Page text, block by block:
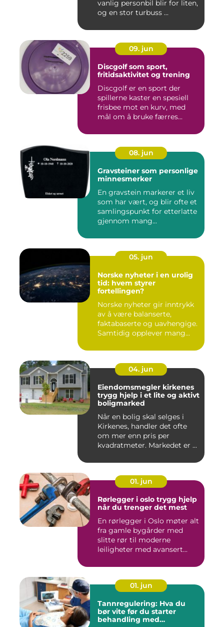
vanlig personbil blir for liten,
og en stor turbuss ...
09. jun
Discgolf som sport,
fritidsaktivitet og trening
Discgolf er en sport der
spillerne kaster en spesiell
frisbee mot en kurv, med
mål om å bruke færres...
08. jun
Gravsteiner som personlige
minnesmerker
En gravstein markerer et liv
som har vært, og blir ofte et
samlingspunkt for etterlatte
gjennom mang...
05. jun
Norske nyheter i en urolig
tid: hvem styrer
fortellingen?
Norske nyheter gir inntrykk
av å være balanserte,
faktabaserte og uavhengige.
Samtidig opplever mang...
04. jun
Eiendomsmegler kirkenes
trygg hjelp i et lite og aktivt
boligmarked
Når en bolig skal selges i
Kirkenes, handler det ofte
om mer enn pris per
kvadratmeter. Markedet er ...
01. jun
Rørlegger i oslo trygg hjelp
når du trenger det mest
En rørlegger i Oslo møter alt
fra gamle bygårder med
slitte rør til moderne
leiligheter med avansert...
01. jun
Tannregulering: Hva du
bør vite før du starter
behandling med